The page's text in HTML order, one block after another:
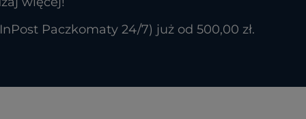
Paczkomaty 24/7) już od 500,00 zł.